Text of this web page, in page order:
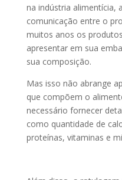
na indústria alimentícia,
comunicação entre o
muitos anos os
apresentar em sua
sua composição.
Mas isso não abrange
que compõem o
necessário fornecer
como quantidade de
proteínas, vitaminas e